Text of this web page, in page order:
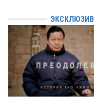
ЭКСКЛЮЗИВ